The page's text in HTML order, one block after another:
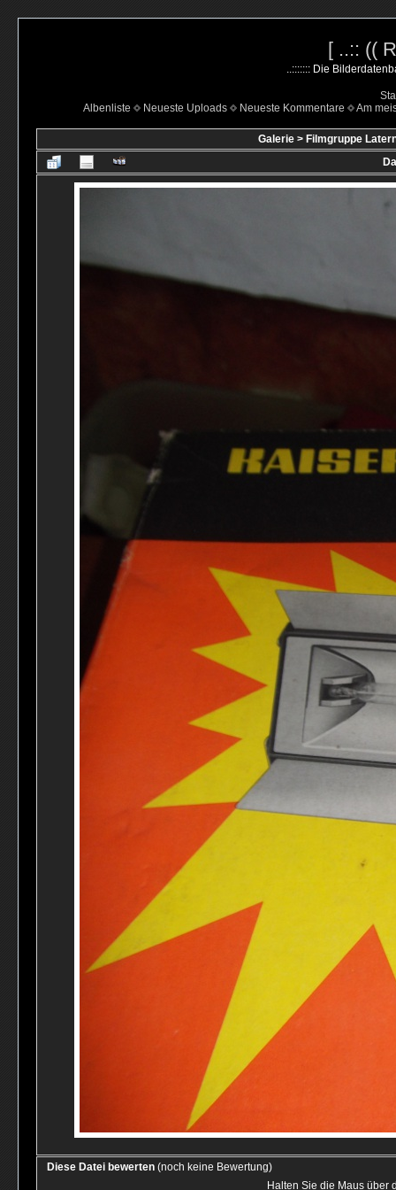
[ ..:: ((
..::::::: Die
Albenliste
Neueste Uploads Neueste Kommentare Am
Galerie > Filmgruppe
Diese Datei bewerten (noch keine Bewertung)
Halten Sie die Maus über